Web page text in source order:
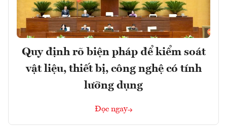
Quy định rõ biện pháp để kiểm soát
vật liệu, thiết bị, công nghệ có tính
lưỡng dụng
Đọc ngay